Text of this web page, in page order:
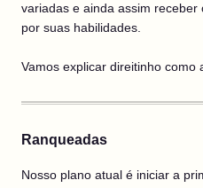
variadas e ainda assim
por suas habilidades.
Vamos explicar direitinho como
Ranqueadas
Nosso plano atual é iniciar a